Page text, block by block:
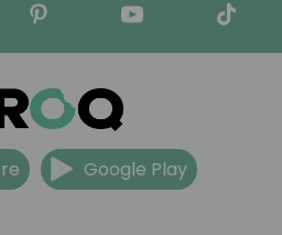
Google Play